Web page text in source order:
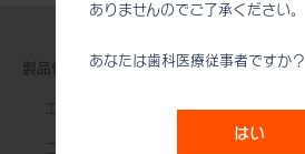
ありませんのでご了承ください。
あなたは歯科医療従事者ですか？
はい
製品情報
コントラアングル